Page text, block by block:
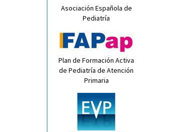
Asociación Española de
Pediatría
Plan de Formación Activa
de Pediatría de Atención
Primaria